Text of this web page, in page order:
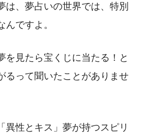
は、夢占いの世界では、特別
んですよ。
を見たら宝くじに当たる！と
るって聞いたことがありませ
異性とキス」夢が持つスピリ